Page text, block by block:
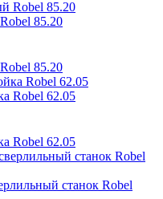
85.20
85.20
Robel 62.05
Robel 62.05
станок Robel